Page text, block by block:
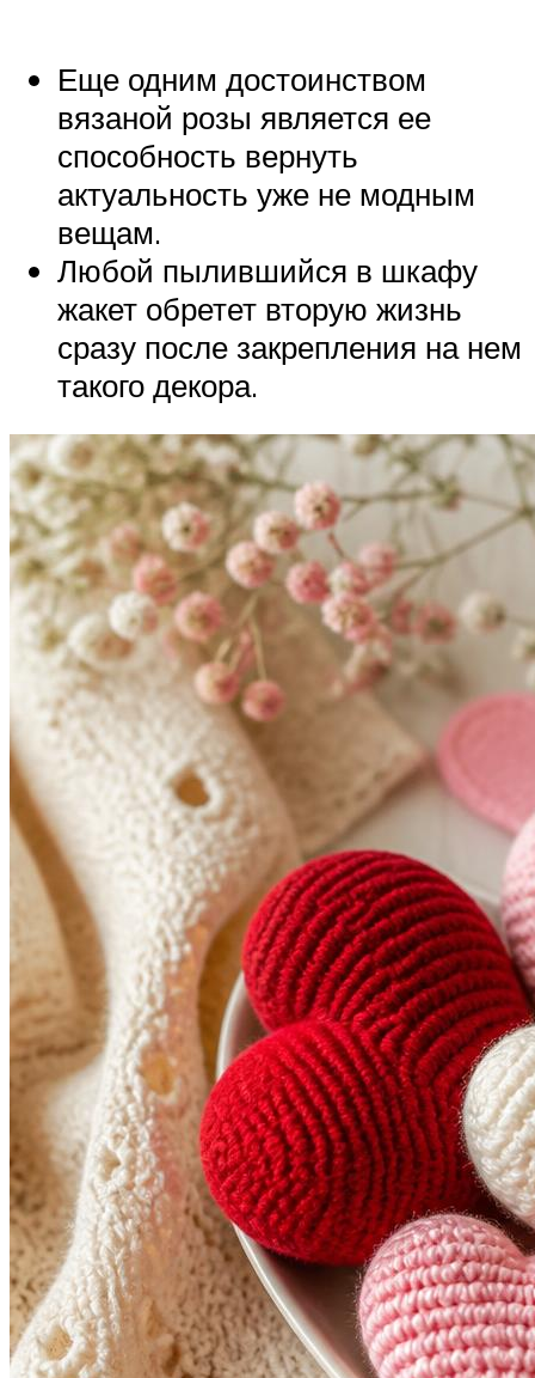
Еще одним достоинством
вязаной розы является ее
способность вернуть
актуальность уже не модным
вещам.
Любой пылившийся в шкафу
жакет обретет вторую жизнь
сразу после закрепления на нем
такого декора.